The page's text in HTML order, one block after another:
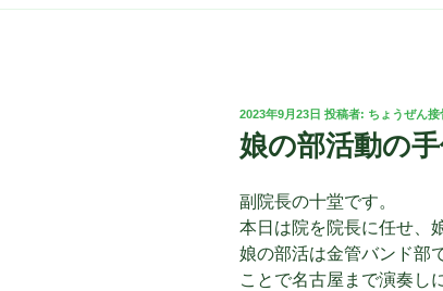
投
稿
日:
2023年9月23日 投稿者: ちょうぜん接
娘の部活動の
副院長の十堂です。
本日は院を院長に任せ、
娘の部活は金管バンド部
ことで名古屋まで演奏し